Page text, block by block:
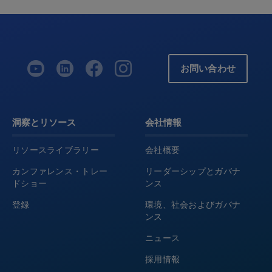
お問い合わせ
洞察とリソース
リソースライブラリー
カンファレンス・トレー
ドショー
登録
会社情報
会社概要
リーダーシップとガバナ
ンス
環境、社会およびガバナ
ンス
ニュース
採用情報